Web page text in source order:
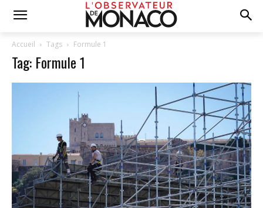
Accueil Tags Formule 1
Tag: Formule 1